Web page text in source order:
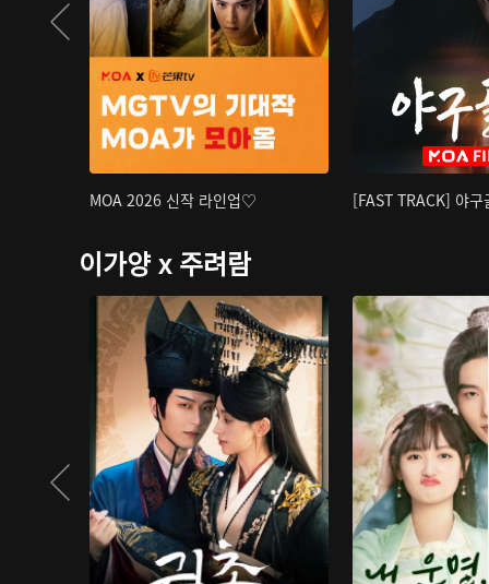
MOA 2026 신작 라인업♡ [FAST TRACK] 야구
이가양 x 주려람